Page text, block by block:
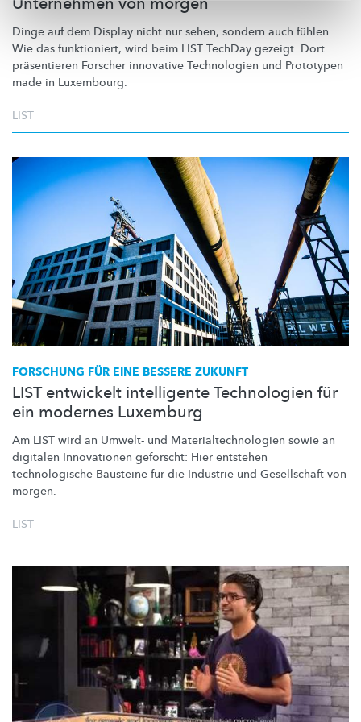
Dinge auf dem Display nicht nur sehen, sondern auch fühlen.
Wie das funktioniert, wird beim LIST TechDay gezeigt. Dort
präsentieren Forscher innovative Technologien und Prototypen
made in Luxembourg.
LIST
FORSCHUNG FÜR EINE BESSERE ZUKUNFT
LIST entwickelt intelligente Technologien für
ein modernes Luxemburg
Am LIST wird an Umwelt- und Materialtechnologien sowie an
digitalen Innovationen geforscht: Hier entstehen
technologische Bausteine für die Industrie und Gesellschaft von
morgen.
LIST